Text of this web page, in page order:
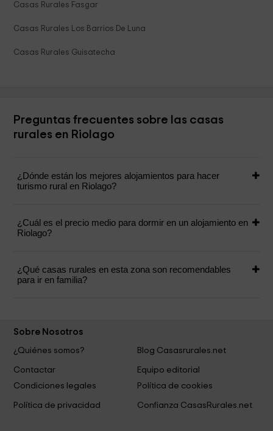
Casas Rurales Fasgar
Casas Rurales Los Barrios De Luna
Casas Rurales Guisatecha
Preguntas frecuentes sobre las casas
rurales en Riolago
¿Dónde están los mejores alojamientos para hacer
turismo rural en Riolago?
¿Cuál es el precio medio para dormir en un alojamiento en
Riolago?
¿Qué casas rurales en esta zona son recomendables
para ir en familia?
Sobre Nosotros
¿Quiénes somos?
Blog Casasrurales.net
Contactar
Equipo editorial
Condiciones legales
Política de cookies
Política de privacidad Confianza CasasRurales.net